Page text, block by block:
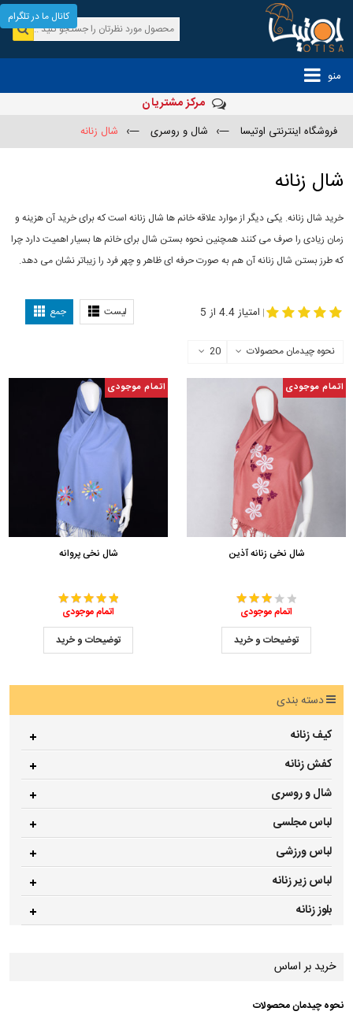
منو
مرکز مشتریان
فروشگاه اینترنتی اوتیسا —› شال و روسری —› شال زنانه
شال زنانه
خرید شال زنانه. یکی دیگر از موارد علاقه خانم ها شال زنانه است که برای خرید آن هزینه و
زمان زیادی را صرف می کنند همچنین نحوه بستن شال برای خانم ها بسیار اهمیت دارد چرا
که طرز بستن شال زنانه آن هم به صورت حرفه ای ظاهر و چهر فرد را زیباتر نشان می دهد.
لیست جمع | امتیاز 4.4 از 5
نحوه چیدمان محصولات 20
اتمام موجودی
شال نخی زنانه آذین
اتمام موجودی
توضیحات و خرید
اتمام موجودی
شال نخی پروانه
اتمام موجودی
توضیحات و خرید
دسته بندی
کیف زنانه
کفش زنانه
شال و روسری
لباس مجلسی
لباس ورزشی
لباس زیر زنانه
بلوز زنانه
خرید بر اساس
نحوه چیدمان محصولات
کانال ما در تلگرام